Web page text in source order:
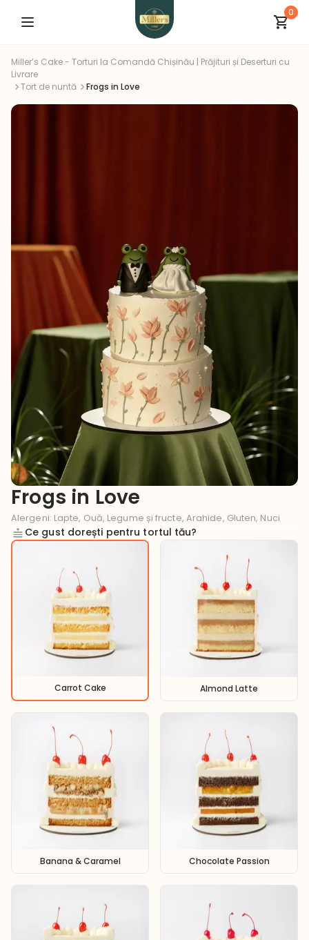
0
Miller’s Cake - Torturi la Comandă Chișinău | Prăjituri și Deserturi cu
Livrare
Tort de nuntă
Frogs in Love
Frogs in Love
Alergeni: Lapte, Ouă, Legume și fructe, Arahide, Gluten, Nuci
Ce gust dorești pentru tortul tău?
Carrot Cake Almond Latte
Banana & Caramel Chocolate Passion